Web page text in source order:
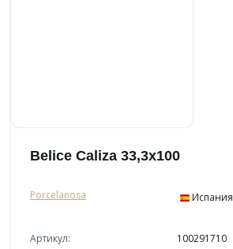
Belice Caliza 33,3x100
Porcelanosa Испания
Артикул:
100291710